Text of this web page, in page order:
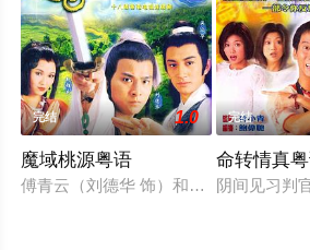
辰电影网，更多相关剧情可移步至豆
剧情网等平台了解。
完结 1.0
魔域桃源粤语
傅青云（刘德华 饰）和慕容白（吴启
完结
命转情真
阴间见习判